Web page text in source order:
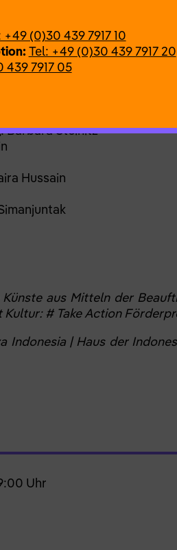
Ruben Reniers
: Barbara Steinitz
Hussain
aus Mitteln der
# Take Action
Indonesia | Haus der
Uhr
+49 (0)30 439 7917 10
Tel: +49 (0)30 439 7917 20
7917 05